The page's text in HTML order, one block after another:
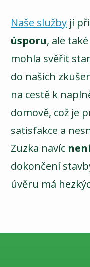
Naše služby jí
úsporu, ale také
mohla svěřit
do našich
na cestě k
domově, což je
satisfakce a
Zuzka navíc
dokončení
úvěru má